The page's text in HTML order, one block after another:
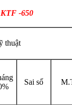
-650
thuật
Sai số